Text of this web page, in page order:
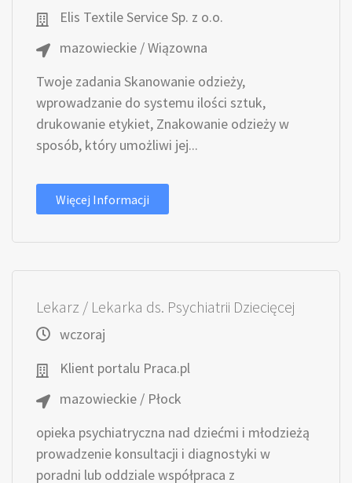
Elis Textile Service Sp. z o.o.
mazowieckie / Wiązowna
Twoje zadania Skanowanie odzieży,
wprowadzanie do systemu ilości sztuk,
drukowanie etykiet, Znakowanie odzieży w
sposób, który umożliwi jej...
Więcej Informacji
Lekarz / Lekarka ds. Psychiatrii Dziecięcej
wczoraj
Klient portalu Praca.pl
mazowieckie / Płock
opieka psychiatryczna nad dziećmi i młodzieżą
prowadzenie konsultacji i diagnostyki w
poradni lub oddziale współpraca z